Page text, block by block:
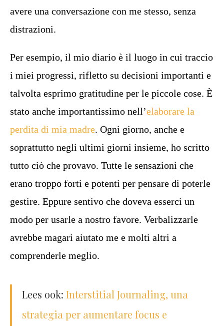
avere una conversazione con me stesso, senza
distrazioni.
Per esempio, il mio diario è il luogo in cui traccio
i miei progressi, rifletto su decisioni importanti e
talvolta esprimo gratitudine per le piccole cose. È
stato anche importantissimo nell’elaborare la
perdita di mia madre. Ogni giorno, anche e
soprattutto negli ultimi giorni insieme, ho scritto
tutto ciò che provavo. Tutte le sensazioni che
erano troppo forti e potenti per pensare di poterle
gestire. Eppure sentivo che doveva esserci un
modo per usarle a nostro favore. Verbalizzarle
avrebbe magari aiutato me e molti altri a
comprenderle meglio.
Lees ook: Interstitial Journaling, una
strategia per aumentare focus e